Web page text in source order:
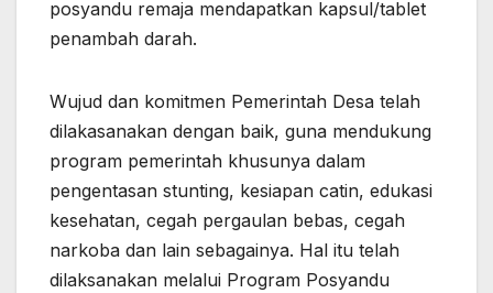
posyandu remaja mendapatkan kapsul/tablet
penambah darah.
Wujud dan komitmen Pemerintah Desa telah
dilakasanakan dengan baik, guna mendukung
program pemerintah khusunya dalam
pengentasan stunting, kesiapan catin, edukasi
kesehatan, cegah pergaulan bebas, cegah
narkoba dan lain sebagainya. Hal itu telah
dilaksanakan melalui Program Posyandu